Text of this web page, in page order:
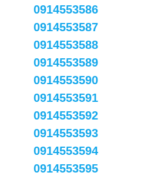
0914553586
0914553587
0914553588
0914553589
0914553590
0914553591
0914553592
0914553593
0914553594
0914553595